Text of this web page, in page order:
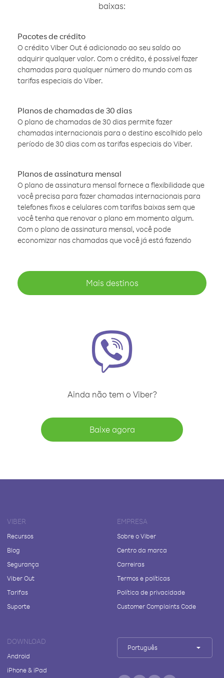
baixas:
Pacotes de crédito
O crédito Viber Out é adicionado ao seu saldo ao
adquirir qualquer valor. Com o crédito, é possível fazer
chamadas para qualquer número do mundo com as
tarifas especiais do Viber.
Planos de chamadas de 30 dias
O plano de chamadas de 30 dias permite fazer
chamadas internacionais para o destino escolhido pelo
período de 30 dias com as tarifas especiais do Viber.
Planos de assinatura mensal
O plano de assinatura mensal fornece a flexibilidade que
você precisa para fazer chamadas internacionais para
telefones fixos e celulares com tarifas baixas sem que
você tenha que renovar o plano em momento algum.
Com o plano de assinatura mensal, você pode
economizar nas chamadas que você já está fazendo
Mais destinos
Ainda não tem o Viber?
Baixe agora
VIBER
Recursos
Blog
Segurança
Viber Out
Tarifas
Suporte
EMPRESA
Sobre o Viber
Centro da marca
Carreiras
Termos e políticas
Política de privacidade
Customer Complaints Code
DOWNLOAD
Android
iPhone & iPad
Português